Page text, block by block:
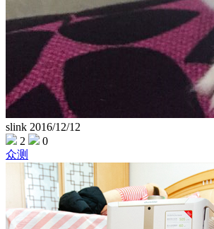
slink 2016/12/12
2
0
众测